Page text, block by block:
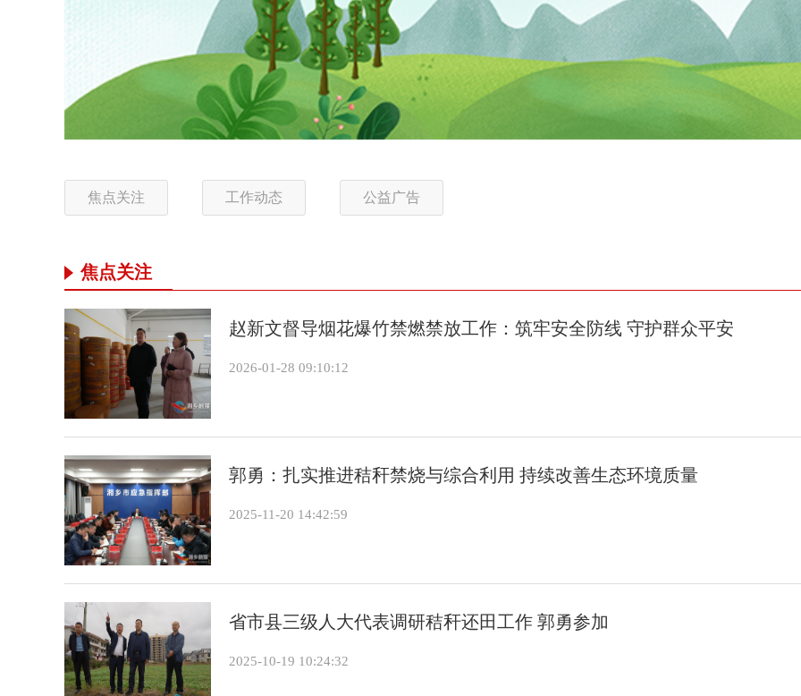
焦点关注 工作动态 公益广告
焦点关注
赵新文督导烟花爆竹禁燃禁放工作：筑牢安全防线 守护群众平安
2026-01-28 09:10:12
郭勇：扎实推进秸秆禁烧与综合利用 持续改善生态环境质量
2025-11-20 14:42:59
省市县三级人大代表调研秸秆还田工作 郭勇参加
2025-10-19 10:24:32